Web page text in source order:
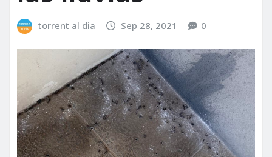
torrent al dia Sep 28, 2021 0